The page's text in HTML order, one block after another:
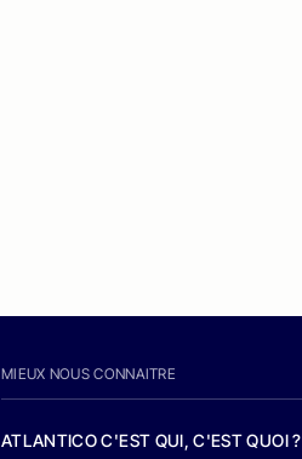
MIEUX NOUS CONNAITRE
ATLANTICO C'EST QUI, C'EST QUOI ?